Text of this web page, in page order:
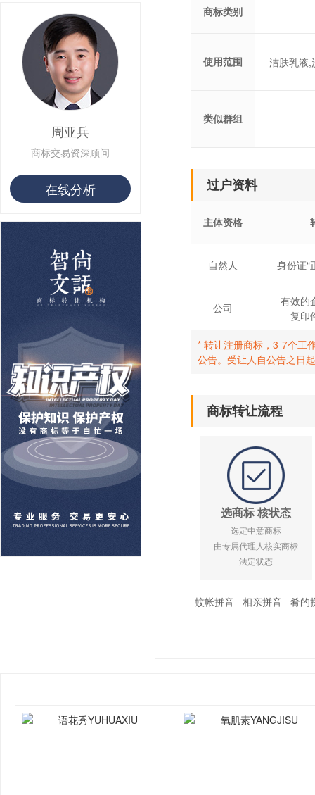
周亚兵
商标交易资深顾问
在线分析
商标类别
使用范围 洁肤乳液,
类似群组
过户资料
主体资格
自然人 身份证“
公司
有效的
复印
* 转让注册商标，3-7个工
公告。受让人自公告之日
商标转让流程
选商标 核状态
选定中意商标
由专属代理人核实商标
法定状态
蚊帐拼音 相亲拼音 肴的